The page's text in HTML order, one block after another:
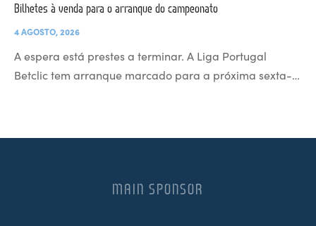
Bilhetes à venda para o arranque do campeonato
4 AGOSTO, 2026
A espera está prestes a terminar. A Liga Portugal
Betclic tem arranque marcado para a próxima sexta-…
MAIN SPONSOR